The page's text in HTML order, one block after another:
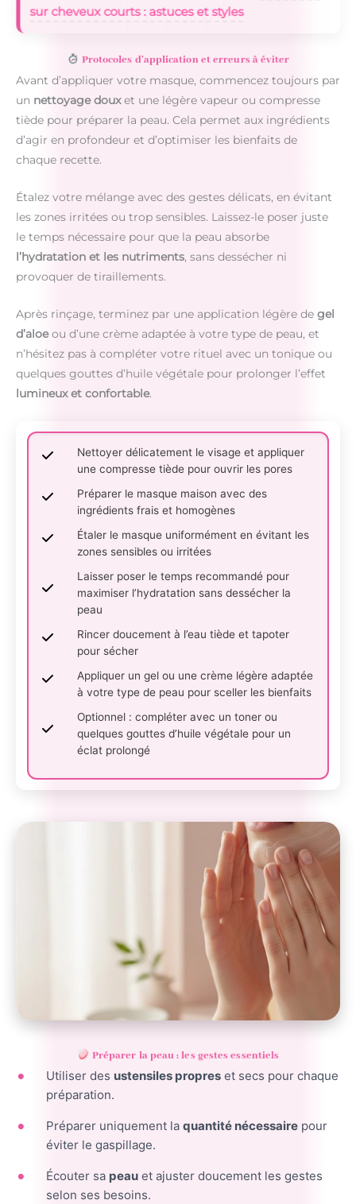
sur cheveux courts : astuces et styles
Protocoles d’application et erreurs à éviter
Avant d’appliquer votre masque, commencez toujours par
un nettoyage douxet une légère vapeur ou compresse
tiède pour préparer la peau. Cela permet aux ingrédients
d’agir en profondeur et d’optimiser les bienfaits de
chaque recette.
Étalez votre mélange avec des gestes délicats, en évitant
les zones irritées ou trop sensibles. Laissez-le poser juste
le temps nécessaire pour que la peau absorbe
l’hydratation et les nutriments, sans dessécher ni
provoquer de tiraillements.
Après rinçage, terminez par une application légère de gel
d’aloeou d’une crème adaptée à votre type de peau, et
n’hésitez pas à compléter votre rituel avec un tonique ou
quelques gouttes d’huile végétale pour prolonger l’effet
lumineux et confortable.
Nettoyer délicatement le visage et appliquer
une compresse tiède pour ouvrir les pores
Préparer le masque maison avec des
ingrédients frais et homogènes
Étaler le masque uniformément en évitant les
zones sensibles ou irritées
Laisser poser le temps recommandé pour
maximiser l’hydratation sans dessécher la
peau
Rincer doucement à l’eau tiède et tapoter
pour sécher
Appliquer un gel ou une crème légère adaptée
à votre type de peau pour sceller les bienfaits
Optionnel : compléter avec un toner ou
quelques gouttes d’huile végétale pour un
éclat prolongé
Préparer la peau : les gestes essentiels
Utiliser des ustensiles propreset secs pour chaque
préparation.
Préparer uniquement la quantité nécessairepour
éviter le gaspillage.
Écouter sa peauet ajuster doucement les gestes
selon ses besoins.